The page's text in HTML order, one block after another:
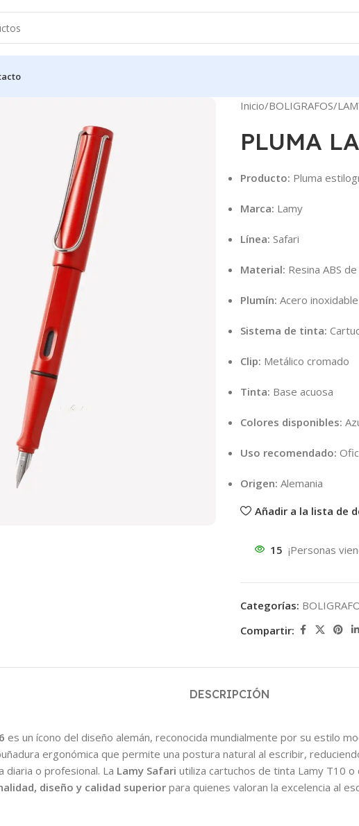
Inicio BOLIGRAFOS
PLUMA
Producto: Pluma
Marca: Lamy
Línea: Safari
Material: Resina ABS
Plumín: Acero
Sistema de tinta:
Clip: Metálico cromado
Tinta: Base acuosa
Colores disponibles:
Uso recomendado:
Origen: Alemania
Añadir a la lista de
15 ¡Personas
Categorías:
Compartir:
DESCRIPCIÓN
es un ícono del diseño alemán, reconocida mundialmente por su estilo
ergonómica que permite una postura natural al escribir,
diaria o profesional. La Lamy Safari utiliza cartuchos de tinta Lamy T10
diseño y calidad superior para quienes valoran la excelencia al